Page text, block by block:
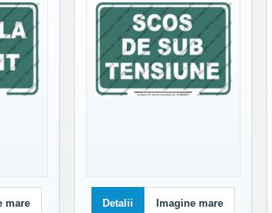
mare Detalii Imagine mare